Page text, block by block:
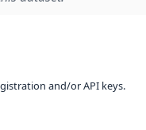
and/or API keys.